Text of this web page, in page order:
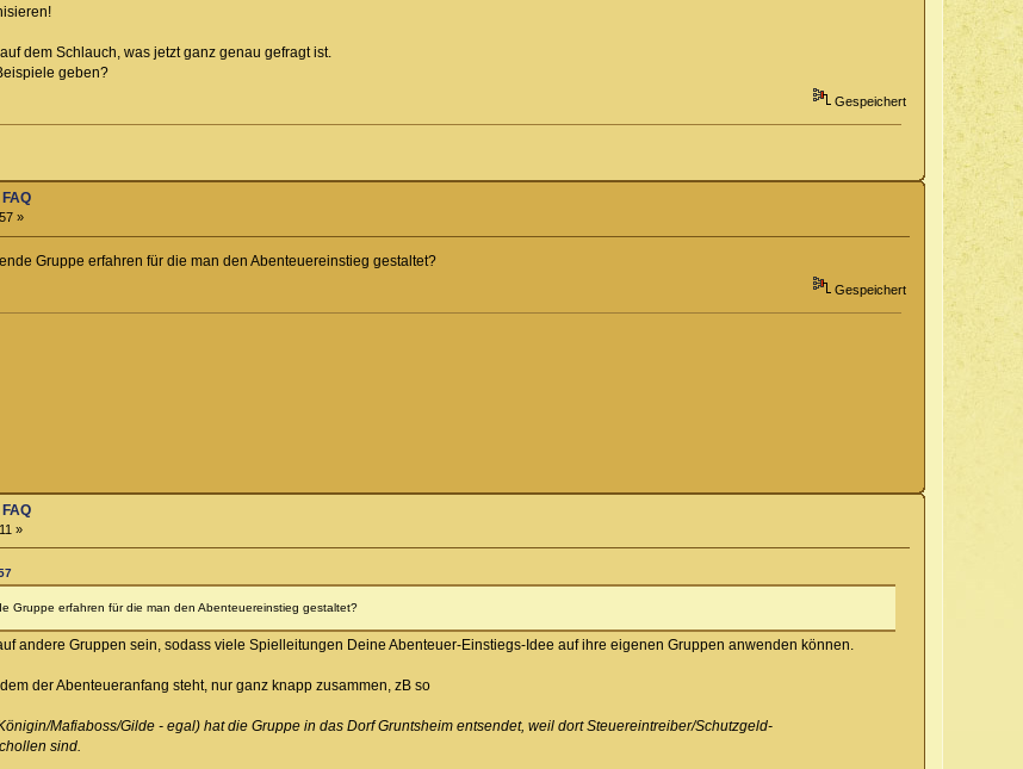
dem Schlauch, was jetzt ganz genau gefragt ist.
geben?
Gespeichert
»
Gruppe erfahren für die man den Abenteuereinstieg gestaltet?
Gespeichert
»
Gruppe erfahren für die man den Abenteuereinstieg gestaltet?
andere Gruppen sein, sodass viele Spielleitungen Deine Abenteuer-Einstiegs-Idee auf ihre eigenen Gruppen anwenden können.
der Abenteueranfang steht, nur ganz knapp zusammen, zB so
Mafiaboss/Gilde - egal) hat die Gruppe in das Dorf Gruntsheim entsendet, weil dort Steuereintreiber/Schutzgeld-
sind.